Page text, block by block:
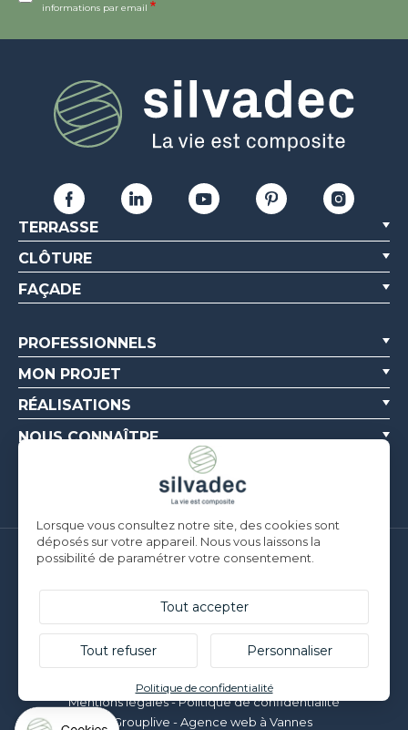
informations par email
TERRASSE
CLÔTURE
FAÇADE
PROFESSIONNELS
MON PROJET
RÉALISATIONS
NOUS CONNAÎTRE
Silvadec France
F-56190 ARZAL |T. +33 (0)2 97 450 900
Silvadec Deutschland
Ludwig-Erhard-Straße 3
© Silvadec - Tous droits réservés - Photos non contractuelles
Mentions légales-Politique de confidentialité
Grouplive - Agence web à Vannes
Lorsque vous consultez notre site, des cookies sont
déposés sur votre appareil. Nous vous laissons la
possibilité de paramétrer votre consentement.
Tout accepter
Tout refuser Personnaliser
Politique de confidentialité